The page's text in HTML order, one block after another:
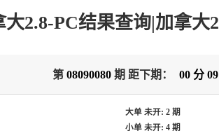
第 08090080 期 距下期： 00 分 09
大单 未开: 2期
小单 未开: 4期